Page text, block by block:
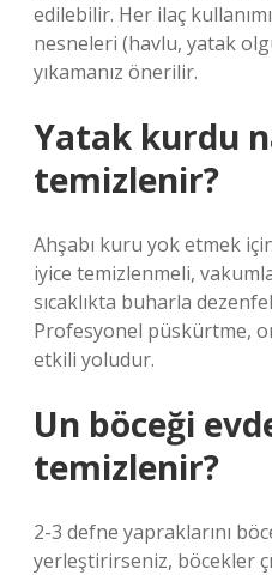
edilebilir. Her ilaç
nesneleri (havlu, yatak
yıkamanız önerilir.
Yatak kurdu
temizlenir?
Ahşabı kuru yok etmek
iyice temizlenmeli,
sıcaklıkta buharla
Profesyonel püskürtme,
etkili yoludur.
Un böceği
temizlenir?
2-3 defne yapraklarını
yerleştirirseniz, böcekler